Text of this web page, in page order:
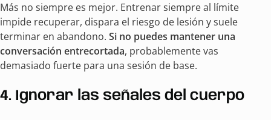
Más no siempre es mejor. Entrenar siempre al límite
impide recuperar, dispara el riesgo de lesión y suele
terminar en abandono. Si no puedes mantener una
conversación entrecortada, probablemente vas
demasiado fuerte para una sesión de base.
4. Ignorar las señales del cuerpo